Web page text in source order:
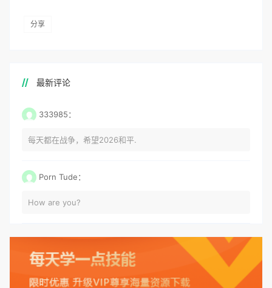
分享
最新评论
333985：
每天都在战争，希望2026和平.
Porn Tude：
How are you?